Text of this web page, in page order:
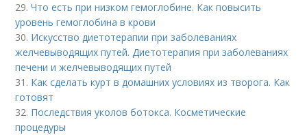
29.Что есть при низком гемоглобине. Как повысить
уровень гемоглобина в крови
30. Искусство диетотерапии при заболеваниях
желчевыводящих путей. Диетотерапия при заболеваниях
печени и желчевыводящих путей
31. Как сделать курт в домашних условиях из творога. Как
готовят
32. Последствия уколов ботокса. Косметические
процедуры